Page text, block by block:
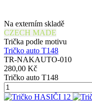
Na externím skladě
CZECH MADE
Trička podle motivu
Tričko auto T148
TR-NAKAUTO-010
280,00 Kč
Tričko auto T148